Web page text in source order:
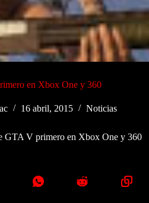
en Xbox One y 360
16 abril, 2015 Noticias
GTA V primero en Xbox One y 360